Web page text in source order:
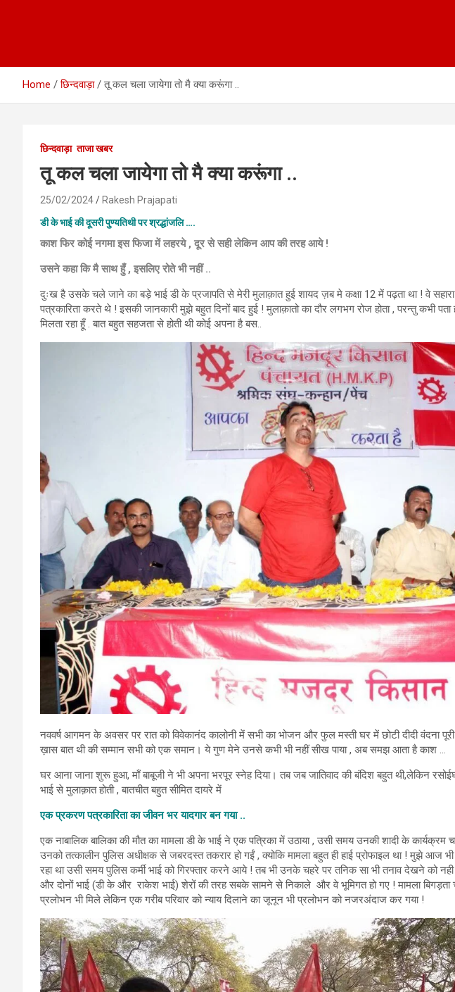
Home छिन्दवाड़ा तू कल चला जायेगा तो मै क्या करूंगा ..
छिन्दवाड़ा ताजा खबर
तू कल चला जायेगा तो मै क्या करूंगा ..
25/02/2024
Rakesh Prajapati
डी के भाई की दूसरी पुण्यतिथी पर श्रद्धांजलि ….
काश फिर कोई नगमा इस फिजा में लहरये , दूर से सही लेकिन आप की तरह आये !
उसने कहा कि मै साथ हुँ , इसलिए रोते भी नहीं ..
दुःख है उसके चले जाने का बड़े भाई डी के प्रजापति से मेरी मुलाक़ात हुई शायद ज़ब मे कक्षा 12 में पढ़ता था ! वे सहारा
पत्रकारिता करते थे ! इसकी जानकारी मुझे बहुत दिनों बाद हुई ! मुलाक़ातो का दौर लगभग रोज होता , परन्तु कभी
मिलता रहा हूँ . बात बहुत सहजता से होती थी कोई अपना है बस..
नववर्ष आगमन के अवसर पर रात को विवेकानंद कालोनी में सभी का भोजन और फुल मस्ती घर में छोटी दीदी वंदना
ख़ास बात थी की सम्मान सभी को एक समान। ये गुण मेने उनसे कभी भी नहीं सीख पाया , अब समझ आता है काश …
घर आना जाना शुरू हुआ, माँ बाबूजी ने भी अपना भरपूर स्नेह दिया। तब जब जातिवाद की बंदिश बहुत थी,लेकिन
भाई से मुलाक़ात होती , बातचीत बहुत सीमित दायरे में
एक प्रकरण पत्रकारिता का जीवन भर यादगार बन गया ..
एक नाबालिक बालिका की मौत का मामला डी के भाई ने एक पत्रिका में उठाया , उसी समय उनकी शादी के
उनको तत्कालीन पुलिस अधीक्षक से जबरदस्त तकरार हो गईं , क्योकि मामला बहुत ही हाई प्रोफाइल था ! मुझे आज
रहा था उसी समय पुलिस कर्मी भाई को गिरफ्तार करने आये ! तब भी उनके चहरे पर तनिक सा भी तनाव देखने को नही
और दोनों भाई (डी के और राकेश भाई) शेरों की तरह सबके सामने से निकाले और वे भूमिगत हो गए ! मामला
प्रलोभन भी मिले लेकिन एक गरीब परिवार को न्याय दिलाने का जूनून भी प्रलोभन को नजरअंदाज कर गया !